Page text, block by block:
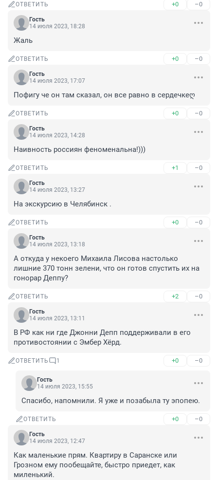
ОТВЕТИТЬ +0 –0
Гость
14 июля 2023, 18:28
Жаль
ОТВЕТИТЬ +0 –0
Гость
14 июля 2023, 17:07
Пофигу че он там сказал, он все равно в сердечкеღ
ОТВЕТИТЬ +0 –0
Гость
14 июля 2023, 14:28
Наивность россиян феноменальна!)))
ОТВЕТИТЬ +1 –0
Гость
14 июля 2023, 13:27
На экскурсию в Челябинск .
ОТВЕТИТЬ +0 –0
Гость
14 июля 2023, 13:18
А откуда у некоего Михаила Лисова настолько
лишние 370 тонн зелени, что он готов спустить их на
гонорар Деппу?
ОТВЕТИТЬ +2 –0
Гость
14 июля 2023, 13:11
В РФ как ни где Джонни Депп поддерживали в его
противостоянии с Эмбер Хёрд.
ОТВЕТИТЬ 1 +0 –0
Гость
14 июля 2023, 15:55
Спасибо, напомнили. Я уже и позабыла ту эпопею.
ОТВЕТИТЬ +0 –0
Гость
14 июля 2023, 12:47
Как маленькие прям. Квартиру в Саранске или
Грозном ему пообещайте, быстро приедет, как
миленький.